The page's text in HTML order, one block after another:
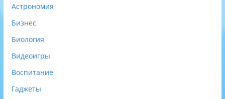
Астрономия
Бизнес
Биология
Видеоигры
Воспитание
Гаджеты